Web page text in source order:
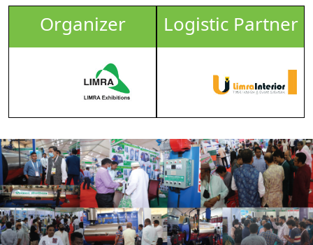
Organizer Logistic Partner